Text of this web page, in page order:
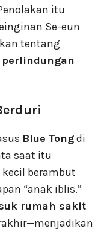
itu
Se-eun
tentang
perlindungan
Blue Tongdi
saat itu
berambut
“anak iblis.”
rumah sakit